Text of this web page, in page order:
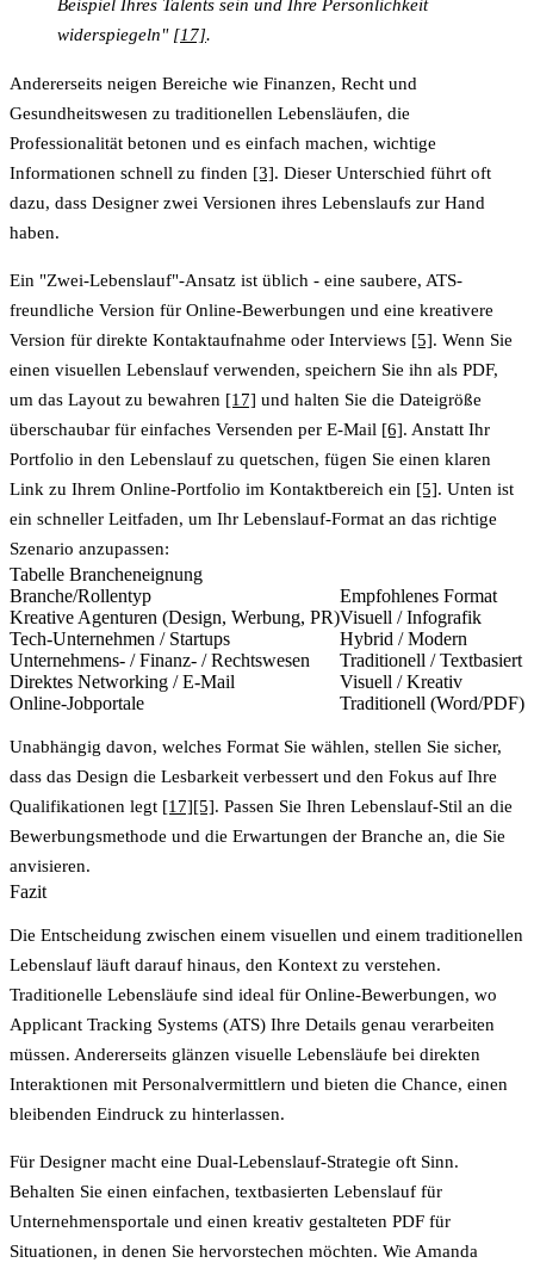
Beispiel Ihres Talents sein und Ihre Persönlichkeit
widerspiegeln" [17].
Andererseits neigen Bereiche wie Finanzen, Recht und
Gesundheitswesen zu traditionellen Lebensläufen, die
Professionalität betonen und es einfach machen, wichtige
Informationen schnell zu finden [3]. Dieser Unterschied führt oft
dazu, dass Designer zwei Versionen ihres Lebenslaufs zur Hand
haben.
Ein "Zwei-Lebenslauf"-Ansatz ist üblich - eine saubere, ATS-
freundliche Version für Online-Bewerbungen und eine kreativere
Version für direkte Kontaktaufnahme oder Interviews [5]. Wenn Sie
einen visuellen Lebenslauf verwenden, speichern Sie ihn als PDF,
um das Layout zu bewahren [17] und halten Sie die Dateigröße
überschaubar für einfaches Versenden per E-Mail [6]. Anstatt Ihr
Portfolio in den Lebenslauf zu quetschen, fügen Sie einen klaren
Link zu Ihrem Online-Portfolio im Kontaktbereich ein [5]. Unten ist
ein schneller Leitfaden, um Ihr Lebenslauf-Format an das richtige
Szenario anzupassen:
Tabelle Brancheneignung
Branche/Rollentyp
Empfohlenes Format
Kreative Agenturen (Design, Werbung, PR)Visuell / Infografik
Tech-Unternehmen / Startups
Hybrid / Modern
Unternehmens- / Finanz- / Rechtswesen
Traditionell / Textbasiert
Direktes Networking / E-Mail
Visuell / Kreativ
Online-Jobportale
Traditionell (Word/PDF)
Unabhängig davon, welches Format Sie wählen, stellen Sie sicher,
dass das Design die Lesbarkeit verbessert und den Fokus auf Ihre
Qualifikationen legt [17][5]. Passen Sie Ihren Lebenslauf-Stil an die
Bewerbungsmethode und die Erwartungen der Branche an, die Sie
anvisieren.
Fazit
Die Entscheidung zwischen einem visuellen und einem traditionellen
Lebenslauf läuft darauf hinaus, den Kontext zu verstehen.
Traditionelle Lebensläufe sind ideal für Online-Bewerbungen, wo
Applicant Tracking Systems (ATS) Ihre Details genau verarbeiten
müssen. Andererseits glänzen visuelle Lebensläufe bei direkten
Interaktionen mit Personalvermittlern und bieten die Chance, einen
bleibenden Eindruck zu hinterlassen.
Für Designer macht eine Dual-Lebenslauf-Strategie oft Sinn.
Behalten Sie einen einfachen, textbasierten Lebenslauf für
Unternehmensportale und einen kreativ gestalteten PDF für
Situationen, in denen Sie hervorstechen möchten. Wie Amanda